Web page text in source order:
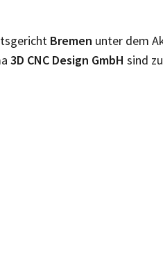
Bremen unter dem
3D CNC Design GmbH sind